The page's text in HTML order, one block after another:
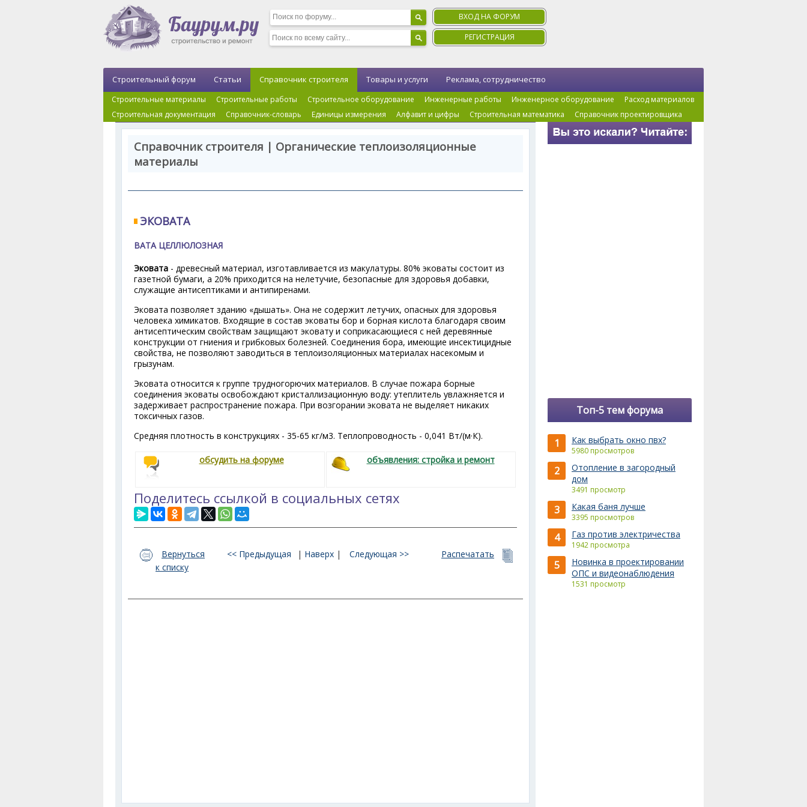
ВХОД НА ФОРУМ
РЕГИСТРАЦИЯ
Строительный форум Статьи Справочник строителя
Строительные материалы Строительные работы Строительное оборудование Инженерные работы Инженерное оборудование
Расход материалов
Строительная документация
Справочник-словарь Единицы измерения Алфавит и цифры Строительная математика Справочник проектировщика
Товары и услуги Реклама, сотрудничество
Справочник строителя | Органические теплоизоляционные
материалы
ЭКОВАТА
ВАТА ЦЕЛЛЮЛОЗНАЯ
Эковата - древесный материал, изготавливается из макулатуры. 80% эковаты состоит из
газетной бумаги, а 20% приходится на нелетучие, безопасные для здоровья добавки,
служащие антисептиками и антипиренами.
Эковата позволяет зданию «дышать». Она не содержит летучих, опасных для здоровья
человека химикатов. Входящие в состав эковаты бор и борная кислота благодаря своим
антисептическим свойствам защищают эковату и соприкасающиеся с ней деревянные
конструкции от гниения и грибковых болезней. Соединения бора, имеющие инсектицидные
свойства, не позволяют заводиться в теплоизоляционных материалах насекомым и
грызунам.
Эковата относится к группе трудногорючих материалов. В случае пожара борные
соединения эковаты освобождают кристаллизационную воду: утеплитель увлажняется и
задерживает распространение пожара. При возгорании эковата не выделяет никаких
токсичных газов.
Средняя плотность в конструкциях - 35-65 кг/м3. Теплопроводность - 0,041 Вт/(м·К).
обсудить на форуме объявления: стройка и ремонт
Поделитесь ссылкой в социальных сетях
Вернуться
к списку
<< Предыдущая | Наверх | Следующая >> Распечатать
Топ-5 тем форума
1 Как выбрать окно пвх?
5980 просмотров
2
Отопление в загородный
дом
3491 просмотр
3 Какая баня лучше
3395 просмотров
4 Газ против электричества
1942 просмотра
5
Новинка в проектировании
ОПС и видеонаблюдения
1531 просмотр